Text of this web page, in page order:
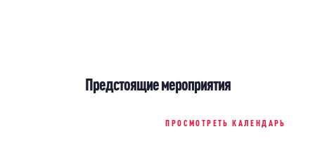
Предстоящие мероприятия
ПРОСМОТРЕТЬ КАЛЕНДАРЬ